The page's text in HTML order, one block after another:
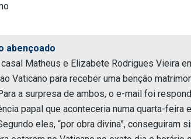
abençoado
Matheus e Elizabete Rodrigues Vieira
Vaticano para receber uma benção
a surpresa de ambos, o e-mail foi
papal que aconteceria numa quarta-feira
eles, “por obra divina”, conseguiram